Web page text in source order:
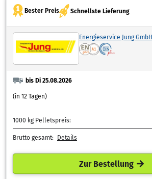
Bester Preis Schnellste Lieferung
Energieservice Jung GmbH
bis Di 25.08.2026
(in 12 Tagen)
1000 kg Pelletspreis:
Brutto gesamt: Details
Zur Bestellung